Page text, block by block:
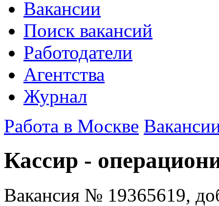
Вакансии
Поиск вакансий
Работодатели
Агентства
Журнал
Работа в Москве
Кассир -
Вакансия № 19365619,